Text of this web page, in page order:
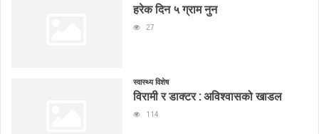
हरेक दिन ५ ग्राम नुन
27
स्वास्थ्य विशेष
विरामी र डाक्टर : अविश्वासको खाडल
114